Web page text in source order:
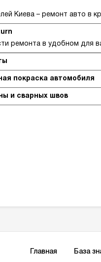
Киева – ремонт авто в
ремонта в удобном для
покраска автомобиля
и сварных швов
Главная База